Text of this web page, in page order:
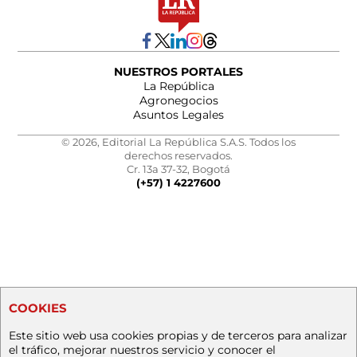
NUESTROS PORTALES
La República
Agronegocios
Asuntos Legales
© 2026, Editorial La República S.A.S. Todos los
derechos reservados.
Cr. 13a 37-32, Bogotá
(+57) 1 4227600
COOKIES
Este sitio web usa cookies propias y de terceros para analizar
el tráfico, mejorar nuestros servicio y conocer el